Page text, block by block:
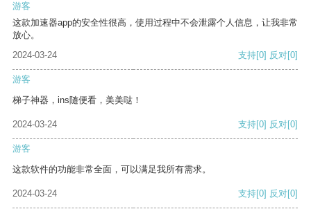
游客
这款加速器app的安全性很高，使用过程中不会泄露个人信息，让我非常
放心。
2024-03-24
支持[0] 反对[0]
游客
梯子神器，ins随便看，美美哒！
2024-03-24 支持[0] 反对[0]
游客
这款软件的功能非常全面，可以满足我所有需求。
2024-03-24 支持[0] 反对[0]